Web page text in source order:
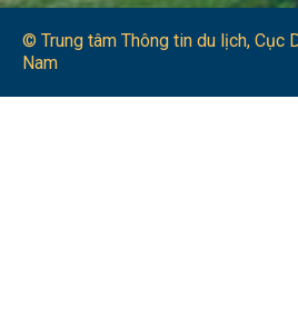
© Trung tâm Thông tin du lịch​, Cục
Nam